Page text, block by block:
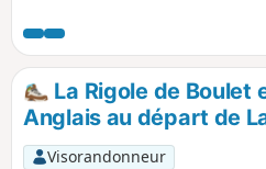
l'automne. Ainsi on randonne à
hiver à la condition d'être bien
certaines zones humides.
La Rigole de Boulet
Anglais au départ de
Visorandonneur